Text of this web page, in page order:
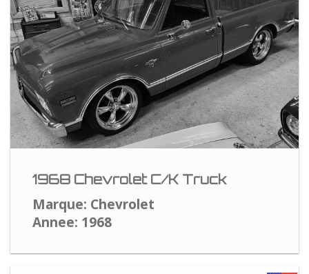
1968 Chevrolet C/K Truck
Marque: Chevrolet
Annee: 1968